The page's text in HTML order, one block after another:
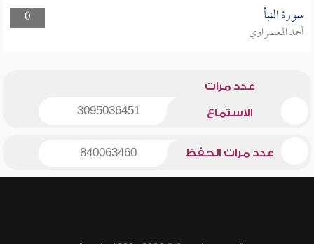
0
سورة النبأ
أحمد المعصراوي
عدد مرات
الاستماع 3095036451
عدد مرات الحفظ 840063460